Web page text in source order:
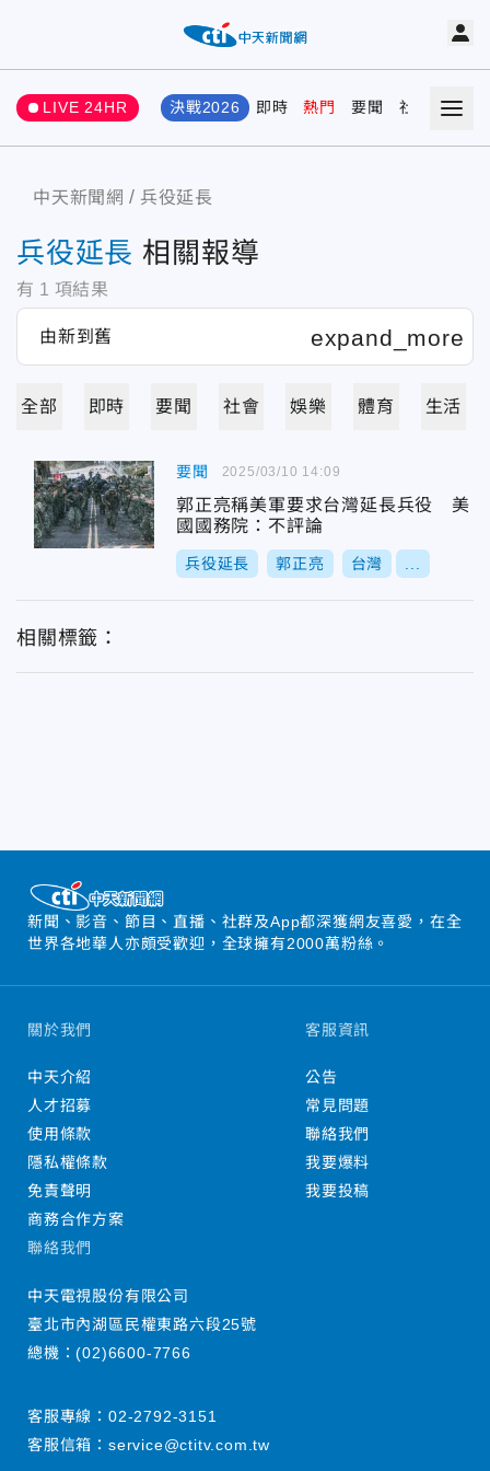
LIVE 24HR 決戰2026 即時 熱門 要聞 社會 娛樂
中天新聞網 兵役延長
兵役延長 相關報導
有 1 項結果
全部 即時 要聞 社會 娛樂 體育 生活
要聞
郭正亮稱美軍要求台灣延長兵役 美
國國務院：不評論
兵役延長 郭正亮 台灣
2025/03/10 14:09
相關標籤：
新聞、影音、節目、直播、社群及App都深獲網友喜愛，在全
世界各地華人亦頗受歡迎，全球擁有2000萬粉絲。
關於我們
中天介紹
人才招募
使用條款
隱私權條款
免責聲明
商務合作方案
客服資訊
公告
常見問題
聯絡我們
我要爆料
我要投稿
聯絡我們
中天電視股份有限公司
臺北市內湖區民權東路六段25號
總機：(02)6600-7766
客服專線： 02-2792-3151
客服信箱： service@ctitv.com.tw